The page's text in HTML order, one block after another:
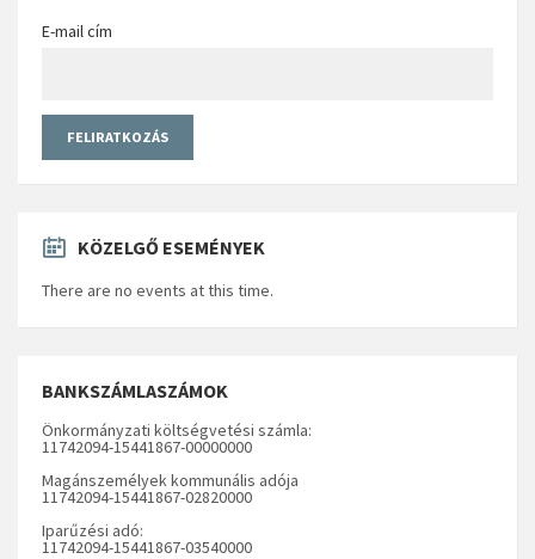
E-mail cím
KÖZELGŐ ESEMÉNYEK
There are no events at this time.
BANKSZÁMLASZÁMOK
Önkormányzati költségvetési számla:
11742094-15441867-00000000
Magánszemélyek kommunális adója
11742094-15441867-02820000
Iparűzési adó:
11742094-15441867-03540000